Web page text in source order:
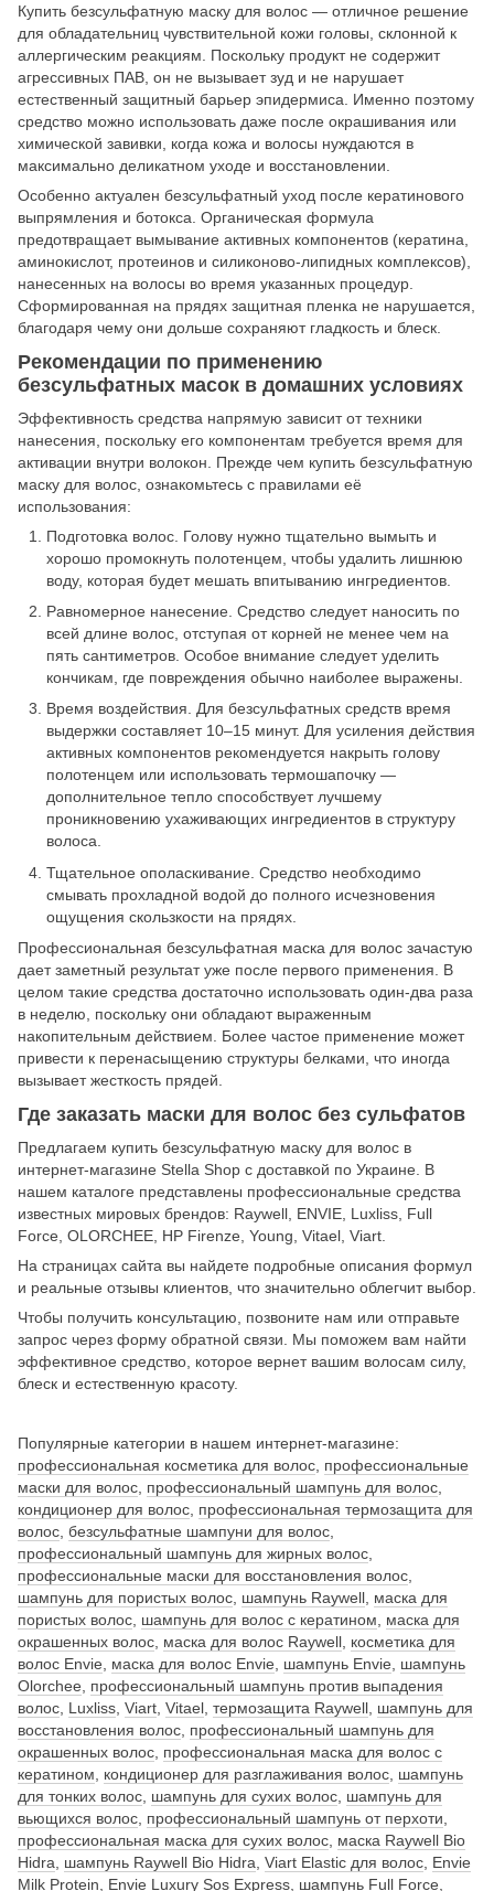
Купить безсульфатную маску для волос — отличное решение
для обладательниц чувствительной кожи головы, склонной к
аллергическим реакциям. Поскольку продукт не содержит
агрессивных ПАВ, он не вызывает зуд и не нарушает
естественный защитный барьер эпидермиса. Именно поэтому
средство можно использовать даже после окрашивания или
химической завивки, когда кожа и волосы нуждаются в
максимально деликатном уходе и восстановлении.
Особенно актуален безсульфатный уход после кератинового
выпрямления и ботокса. Органическая формула
предотвращает вымывание активных компонентов (кератина,
аминокислот, протеинов и силиконово-липидных комплексов),
нанесенных на волосы во время указанных процедур.
Сформированная на прядях защитная пленка не нарушается,
благодаря чему они дольше сохраняют гладкость и блеск.
Рекомендации по применению
безсульфатных масок в домашних условиях
Эффективность средства напрямую зависит от техники
нанесения, поскольку его компонентам требуется время для
активации внутри волокон. Прежде чем купить безсульфатную
маску для волос, ознакомьтесь с правилами её
использования:
Подготовка волос. Голову нужно тщательно вымыть и
хорошо промокнуть полотенцем, чтобы удалить лишнюю
воду, которая будет мешать впитыванию ингредиентов.
Равномерное нанесение. Средство следует наносить по
всей длине волос, отступая от корней не менее чем на
пять сантиметров. Особое внимание следует уделить
кончикам, где повреждения обычно наиболее выражены.
Время воздействия. Для безсульфатных средств время
выдержки составляет 10–15 минут. Для усиления действия
активных компонентов рекомендуется накрыть голову
полотенцем или использовать термошапочку —
дополнительное тепло способствует лучшему
проникновению ухаживающих ингредиентов в структуру
волоса.
Тщательное ополаскивание. Средство необходимо
смывать прохладной водой до полного исчезновения
ощущения скользкости на прядях.
Профессиональная безсульфатная маска для волос зачастую
дает заметный результат уже после первого применения. В
целом такие средства достаточно использовать один-два раза
в неделю, поскольку они обладают выраженным
накопительным действием. Более частое применение может
привести к перенасыщению структуры белками, что иногда
вызывает жесткость прядей.
Где заказать маски для волос без сульфатов
Предлагаем купить безсульфатную маску для волос в
интернет-магазине Stella Shop с доставкой по Украине. В
нашем каталоге представлены профессиональные средства
известных мировых брендов: Raywell, ENVIE, Luxliss, Full
Force, OLORCHEE, HP Firenze, Young, Vitael, Viart.
На страницах сайта вы найдете подробные описания формул
и реальные отзывы клиентов, что значительно облегчит выбор.
Чтобы получить консультацию, позвоните нам или отправьте
запрос через форму обратной связи. Мы поможем вам найти
эффективное средство, которое вернет вашим волосам силу,
блеск и естественную красоту.
Популярные категории в нашем интернет-магазине:
профессиональная косметика для волос профессиональные
маски для волос профессиональный шампунь для волос
кондиционер для волос профессиональная термозащита для
волос безсульфатные шампуни для волос
профессиональный шампунь для жирных волос
профессиональные маски для восстановления волос
шампунь для пористых волос шампунь Raywell маска для
пористых волос шампунь для волос с кератином
маска для
окрашенных волос маска для волос Raywell косметика для
волос Envie
маска для волос Envie шампунь Envie
шампунь
Olorchee
профессиональный шампунь против выпадения
волос Luxliss Viart Vitael термозащита Raywell шампунь для
восстановления волос профессиональный шампунь для
окрашенных волос профессиональная маска для волос с
кератином
кондиционер для разглаживания волос шампунь
для тонких волос шампунь для сухих волос шампунь для
вьющихся волос профессиональный шампунь от перхоти
профессиональная маска для сухих волос маска Raywell Bio
Hidra
шампунь Raywell Bio Hidra Viart Elastic для волос Envie
Milk Protein
Envie Luxury Sos Express шампунь Full Force